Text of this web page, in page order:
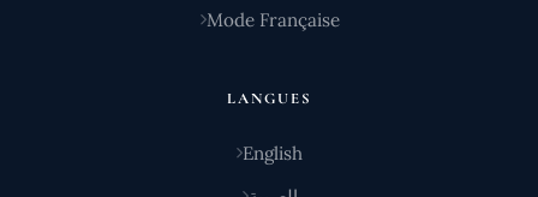
Mode Française
LANGUES
English